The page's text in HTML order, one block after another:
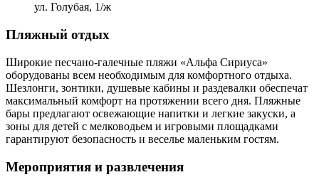
ул. Голубая, 1/ж
Пляжный отдых
Широкие песчано-галечные пляжи «Альфа Сириуса»
оборудованы всем необходимым для комфортного отдыха.
Шезлонги, зонтики, душевые кабины и раздевалки обеспечат
максимальный комфорт на протяжении всего дня. Пляжные
бары предлагают освежающие напитки и легкие закуски, а
зоны для детей с мелководьем и игровыми площадками
гарантируют безопасность и веселье маленьким гостям.
Мероприятия и развлечения